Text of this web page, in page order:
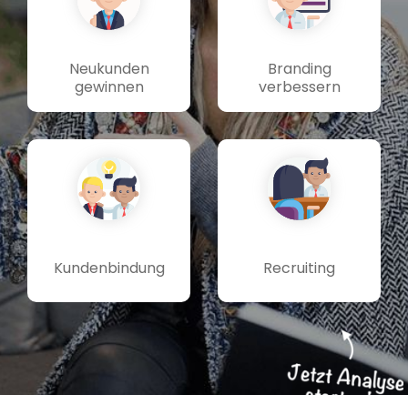
Neukunden
gewinnen
Branding
verbessern
Kundenbindung Recruiting